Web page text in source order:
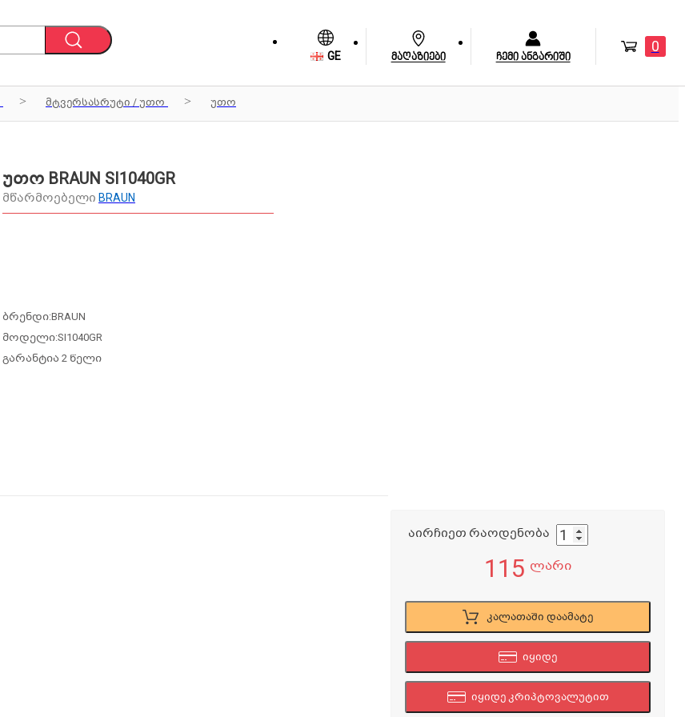
GE მაღაზიები ჩემი ანგარიში
0
მტვერსასრუტი / უთო უთო
უთო BRAUN SI1040GR
მწარმოებელი BRAUN
ბრენდი:BRAUN
მოდელი:SI1040GR
გარანტია 2 წელი
აირჩიეთ რაოდენობა
115 ლარი
კალათაში დაამატე
იყიდე
იყიდე კრიპტოვალუტით